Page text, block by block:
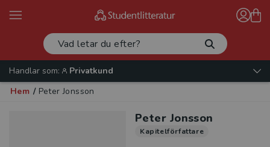
Handlar som:
Privatkund
Hem / Peter Jonsson
Peter Jonsson
Kapitelförfattare